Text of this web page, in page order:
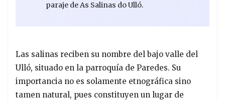
paraje de As Salinas do Ulló.
Las salinas reciben su nombre del bajo valle del
Ulló, situado en la parroquía de Paredes. Su
importancia no es solamente etnográfica sino
tamen natural, pues constituyen un lugar de